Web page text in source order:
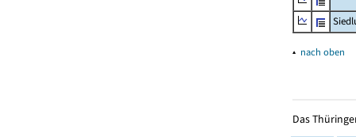
▴ nach oben
Das